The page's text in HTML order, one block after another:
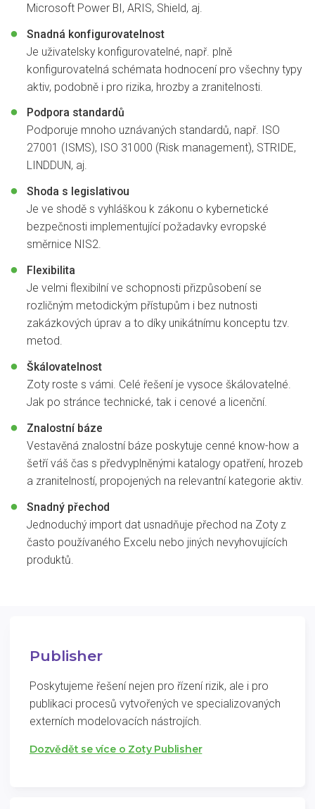
Microsoft Power BI, ARIS, Shield, aj.
Snadná konfigurovatelnost
Je uživatelsky konfigurovatelné, např. plně
konfigurovatelná schémata hodnocení pro všechny typy
aktiv, podobně i pro rizika, hrozby a zranitelnosti.
Podpora standardů
Podporuje mnoho uznávaných standardů, např. ISO
27001 (ISMS), ISO 31000 (Risk management), STRIDE,
LINDDUN, aj.
Shoda s legislativou
Je ve shodě s vyhláškou k zákonu o kybernetické
bezpečnosti implementující požadavky evropské
směrnice NIS2.
Flexibilita
Je velmi flexibilní ve schopnosti přizpůsobení se
rozličným metodickým přístupům i bez nutnosti
zakázkových úprav a to díky unikátnímu konceptu tzv.
metod.
Škálovatelnost
Zoty roste s vámi. Celé řešení je vysoce škálovatelné.
Jak po stránce technické, tak i cenové a licenční.
Znalostní báze
Vestavěná znalostní báze poskytuje cenné know-how a
šetří váš čas s předvyplněnými katalogy opatření, hrozeb
a zranitelností, propojených na relevantní kategorie aktiv.
Snadný přechod
Jednoduchý import dat usnadňuje přechod na Zoty z
často používaného Excelu nebo jiných nevyhovujících
produktů.
Publisher
Poskytujeme řešení nejen pro řízení rizik, ale i pro
publikaci procesů vytvořených ve specializovaných
externích modelovacích nástrojích.
Dozvědět se více o Zoty Publisher